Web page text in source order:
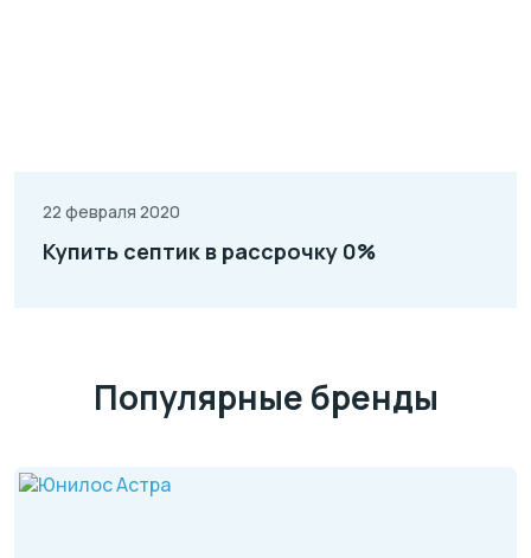
22 февраля 2020
Купить септик в рассрочку 0%
Популярные бренды